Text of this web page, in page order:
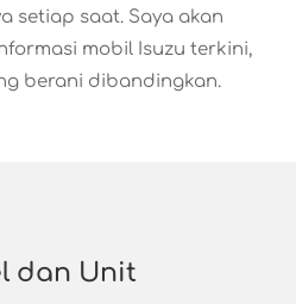
setiap saat. Saya akan
mobil Isuzu terkini,
berani dibandingkan.
dan Unit